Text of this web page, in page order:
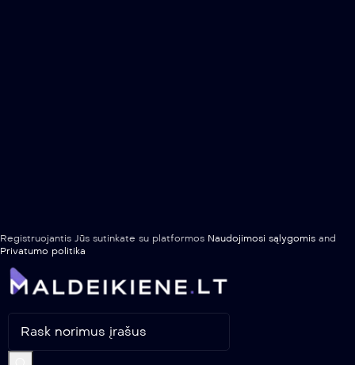
Registruojantis Jūs sutinkate su platformos Naudojimosi sąlygomis and
Privatumo politika